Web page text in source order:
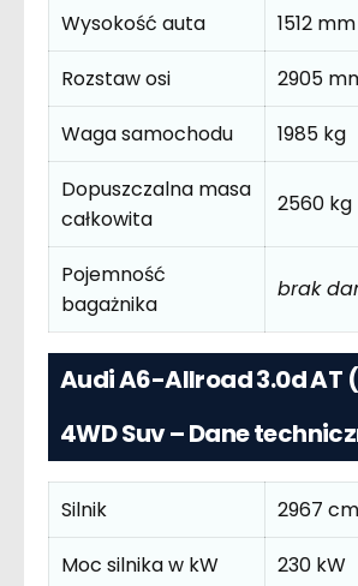
Wysokość auta
1512 mm
Rozstaw osi
2905
Waga samochodu
1985 kg
Dopuszczalna masa
całkowita
2560 kg
Pojemność
bagażnika
brak
Audi A6-Allroad 3.0d AT
4WD Suv – Dane
Silnik 2967 cm
Moc silnika w kW 230 kW